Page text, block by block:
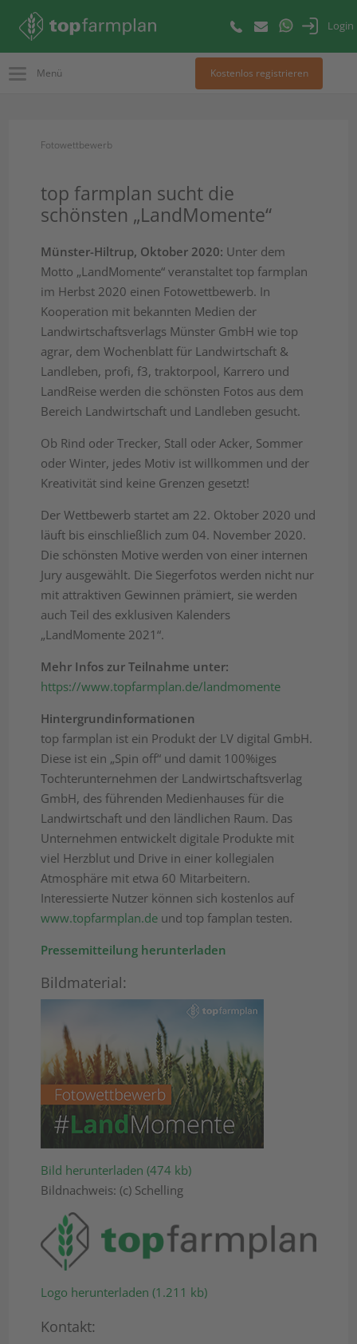
Login
Menü Kostenlos registrieren
Fotowettbewerb
top farmplan sucht die
schönsten „LandMomente“
Münster-Hiltrup, Oktober 2020: Unter dem
Motto „LandMomente“ veranstaltet top farmplan
im Herbst 2020 einen Fotowettbewerb. In
Kooperation mit bekannten Medien der
Landwirtschaftsverlags Münster GmbH wie top
agrar, dem Wochenblatt für Landwirtschaft &
Landleben, profi, f3, traktorpool, Karrero und
LandReise werden die schönsten Fotos aus dem
Bereich Landwirtschaft und Landleben gesucht.
Ob Rind oder Trecker, Stall oder Acker, Sommer
oder Winter, jedes Motiv ist willkommen und der
Kreativität sind keine Grenzen gesetzt!
Der Wettbewerb startet am 22. Oktober 2020 und
läuft bis einschließlich zum 04. November 2020.
Die schönsten Motive werden von einer internen
Jury ausgewählt. Die Siegerfotos werden nicht nur
mit attraktiven Gewinnen prämiert, sie werden
auch Teil des exklusiven Kalenders
„LandMomente 2021“.
Mehr Infos zur Teilnahme unter:
https://www.topfarmplan.de/landmomente
Hintergrundinformationen
top farmplan ist ein Produkt der LV digital GmbH.
Diese ist ein „Spin off“ und damit 100%iges
Tochterunternehmen der Landwirtschaftsverlag
GmbH, des führenden Medienhauses für die
Landwirtschaft und den ländlichen Raum. Das
Unternehmen entwickelt digitale Produkte mit
viel Herzblut und Drive in einer kollegialen
Atmosphäre mit etwa 60 Mitarbeitern.
Interessierte Nutzer können sich kostenlos auf
www.topfarmplan.de und top famplan testen.
Pressemitteilung herunterladen
Bildmaterial:
Bild herunterladen (474 kb)
Bildnachweis: (c) Schelling
Logo herunterladen (1.211 kb)
Kontakt: